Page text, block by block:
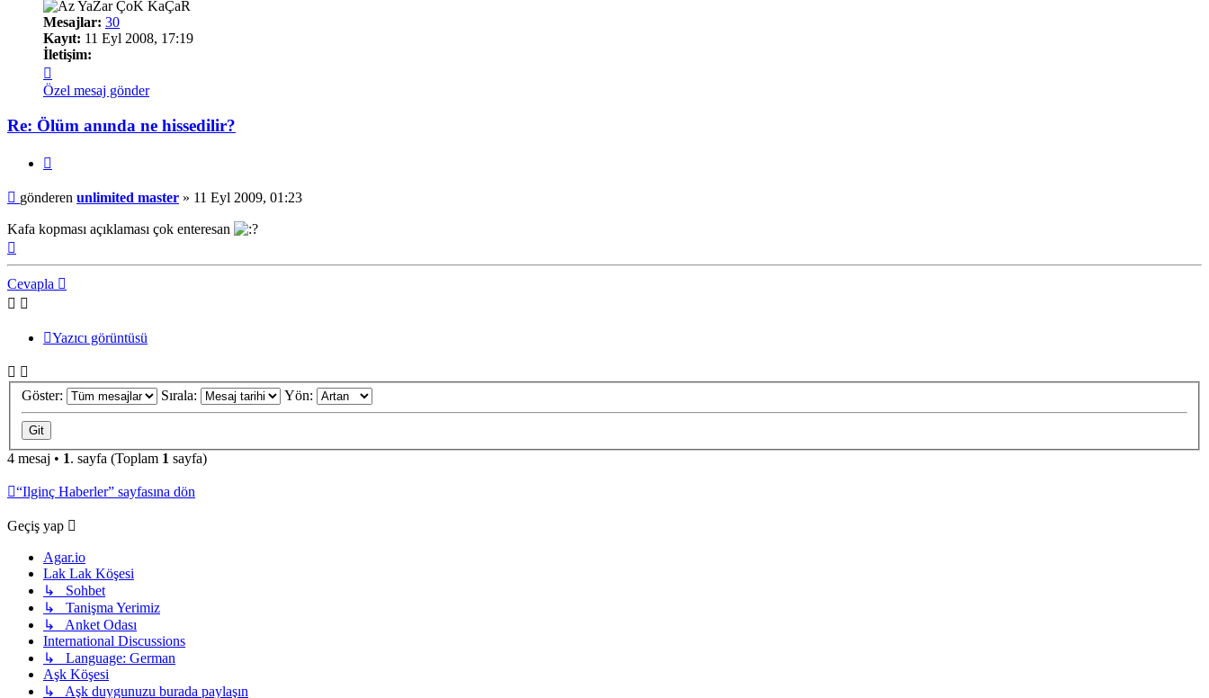
Mesajlar: 30
Kayıt: 11 Eyl 2008, 17:19
İletişim:
unlimited
master
Özel mesaj gönder
Re: Ölüm anında ne hissedilir?
Mesaj
gönderen unlimited master » 11 Eyl 2009, 01:23
Kafa kopması açıklaması çok enteresan
Cevapla
Yazıcı görüntüsü
Göster: Sırala: Yön:
4 mesaj • 1. sayfa (Toplam 1 sayfa)
“Ilginç Haberler” sayfasına dön
Geçiş yap
Agar.io
Lak Lak Köşesi
↳ Sohbet
↳ Tanişma Yerimiz
↳ Anket Odası
International Discussions
↳ Language: German
Aşk Köşesi
↳ Aşk duygunuzu burada paylaşın